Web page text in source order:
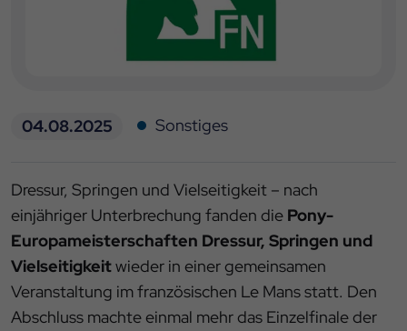
04.08.2025 Sonstiges
Dressur, Springen und Vielseitigkeit – nach
einjähriger Unterbrechung fanden die Pony-
Europameisterschaften Dressur, Springen und
Vielseitigkeitwieder in einer gemeinsamen
Veranstaltung im französischen Le Mans statt. Den
Abschluss machte einmal mehr das Einzelfinale der